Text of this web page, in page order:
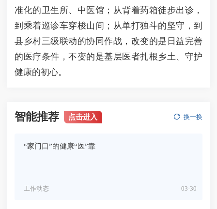
准化的卫生所、中医馆；从背着药箱徒步出诊，
到乘着巡诊车穿梭山间；从单打独斗的坚守，到
县乡村三级联动的协同作战，改变的是日益完善
的医疗条件，不变的是基层医者扎根乡土、守护
健康的初心。
智能推荐 点击进入 换一换
“家门口”的健康“医”靠
03-30
工作动态